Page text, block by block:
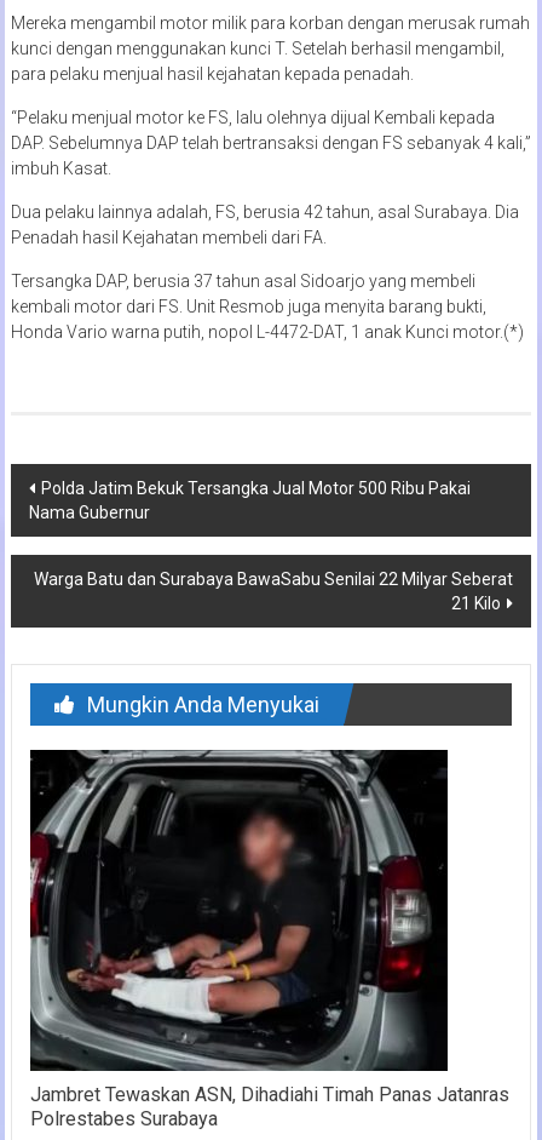
Mereka mengambil motor milik para korban dengan merusak rumah
kunci dengan menggunakan kunci T. Setelah berhasil mengambil,
para pelaku menjual hasil kejahatan kepada penadah.
“Pelaku menjual motor ke FS, lalu olehnya dijual Kembali kepada
DAP. Sebelumnya DAP telah bertransaksi dengan FS sebanyak 4 kali,”
imbuh Kasat.
Dua pelaku lainnya adalah, FS, berusia 42 tahun, asal Surabaya. Dia
Penadah hasil Kejahatan membeli dari FA.
Tersangka DAP, berusia 37 tahun asal Sidoarjo yang membeli
kembali motor dari FS. Unit Resmob juga menyita barang bukti,
Honda Vario warna putih, nopol L-4472-DAT, 1 anak Kunci motor.(*)
Navigasi
pos
Polda Jatim Bekuk Tersangka Jual Motor 500 Ribu Pakai
Nama Gubernur
Warga Batu dan Surabaya BawaSabu Senilai 22 Milyar Seberat
21 Kilo
Mungkin Anda Menyukai
Jambret Tewaskan ASN, Dihadiahi Timah Panas Jatanras
Polrestabes Surabaya